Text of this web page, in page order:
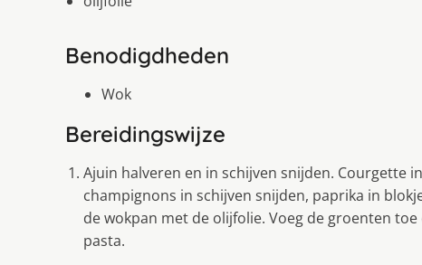
Benodigdheden
Wok
Bereidingswijze
Ajuin halveren en in schijven snijden. Courgette
champignons in schijven snijden, paprika in
de wokpan met de olijfolie. Voeg de groenten
pasta.